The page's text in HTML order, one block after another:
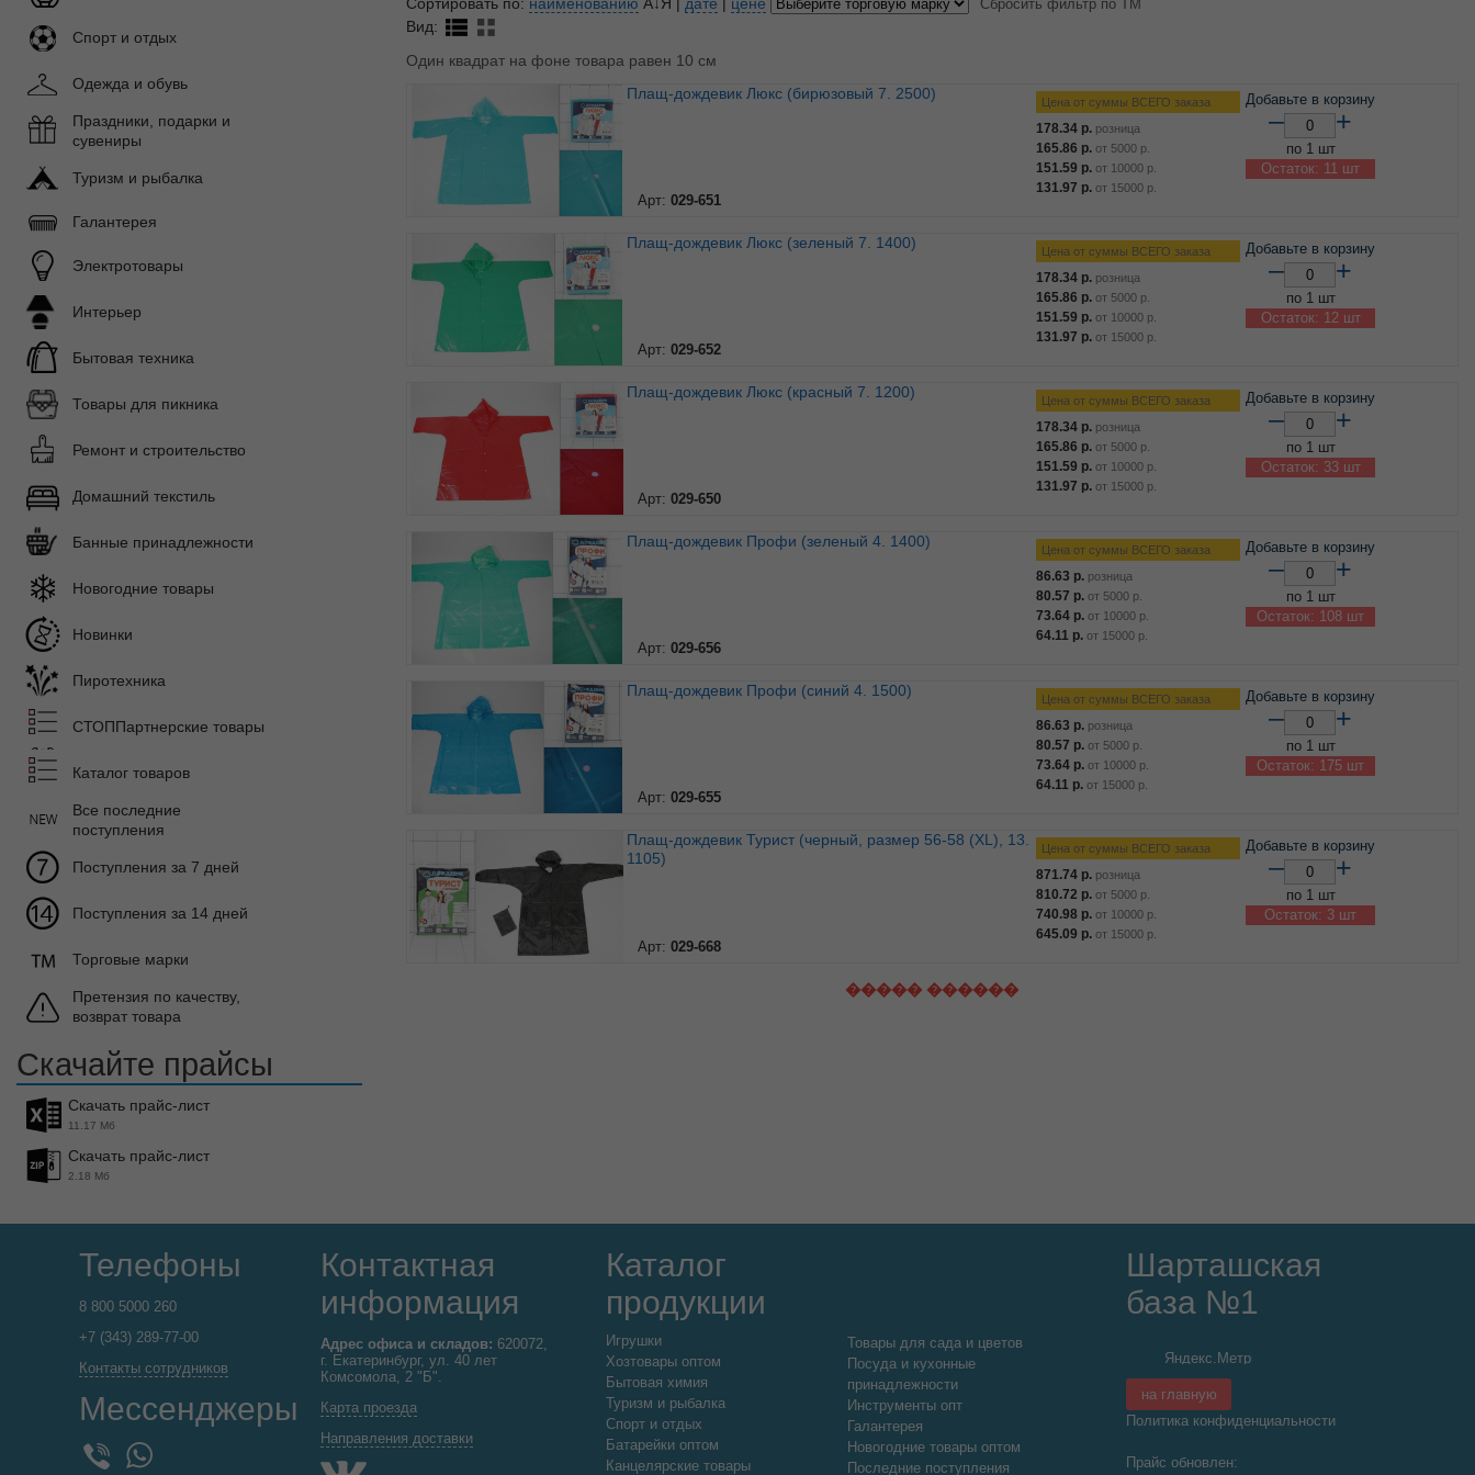
Сортировать по: наименованию А↓Я | дате | цене Сбросить фильтр по ТМ
Вид:
Один квадрат на фоне товара равен 10 см
Плащ-дождевик Люкс (бирюзовый 7. 2500)
Арт: 029-651
Цена от суммы ВСЕГО заказа
178.34 р. розница
165.86 р. от 5000 р.
151.59 р. от 10000 р.
131.97 р. от 15000 р.
Добавьте в корзину
– +
по 1 шт
Остаток: 11 шт
Плащ-дождевик Люкс (зеленый 7. 1400)
Арт: 029-652
Цена от суммы ВСЕГО заказа
178.34 р. розница
165.86 р. от 5000 р.
151.59 р. от 10000 р.
131.97 р. от 15000 р.
Добавьте в корзину
– +
по 1 шт
Остаток: 12 шт
Плащ-дождевик Люкс (красный 7. 1200)
Арт: 029-650
Цена от суммы ВСЕГО заказа
178.34 р. розница
165.86 р. от 5000 р.
151.59 р. от 10000 р.
131.97 р. от 15000 р.
Добавьте в корзину
– +
по 1 шт
Остаток: 33 шт
Плащ-дождевик Профи (зеленый 4. 1400)
Арт: 029-656
Цена от суммы ВСЕГО заказа
86.63 р. розница
80.57 р. от 5000 р.
73.64 р. от 10000 р.
64.11 р. от 15000 р.
Добавьте в корзину
– +
по 1 шт
Остаток: 108 шт
Плащ-дождевик Профи (синий 4. 1500)
Арт: 029-655
Цена от суммы ВСЕГО заказа
86.63 р. розница
80.57 р. от 5000 р.
73.64 р. от 10000 р.
64.11 р. от 15000 р.
Добавьте в корзину
– +
по 1 шт
Остаток: 175 шт
Плащ-дождевик Турист (черный, размер 56-58 (XL), 13.
1105)
Арт: 029-668
Цена от суммы ВСЕГО заказа
871.74 р. розница
810.72 р. от 5000 р.
740.98 р. от 10000 р.
645.09 р. от 15000 р.
Добавьте в корзину
– +
по 1 шт
Остаток: 3 шт
����� ������
Спорт и отдых
Одежда и обувь
Праздники, подарки и
сувениры
Туризм и рыбалка
Галантерея
Электротовары
Интерьер
Бытовая техника
Товары для пикника
Ремонт и строительство
Домашний текстиль
Банные принадлежности
Новогодние товары
Новинки
Пиротехника
СТОППартнерские товары
Каталог товаров
Все последние
поступления
Поступления за 7 дней
Поступления за 14 дней
Торговые марки
Претензия по качеству,
возврат товара
Скачайте прайсы
Скачать прайс-лист
11.17 Мб
Скачать прайс-лист
2.18 Мб
Телефоны
8 800 5000 260
+7 (343) 289-77-00
Контакты сотрудников
Мессенджеры
WhatsApp
Контактная
информация
Адрес офиса и складов: 620072,
г. Екатеринбург, ул. 40 лет
Комсомола, 2 "Б".
Карта проезда
Направления доставки
Каталог
продукции
Игрушки
Хозтовары оптом
Бытовая химия
Туризм и рыбалка
Спорт и отдых
Батарейки оптом
Канцелярские товары
Товары для сада и цветов
Посуда и кухонные
принадлежности
Инструменты опт
Галантерея
Новогодние товары оптом
Последние поступления
Шарташская
база №1
на главную
Политика конфиденциальности
Прайс обновлен: